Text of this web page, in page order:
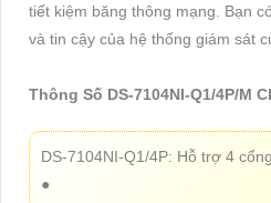
tiết kiệm băng thông mạng. Bạn
và tin cậy của hệ thống giám sát
Thông Số DS-7104NI-Q1/4P/M
DS-7104NI-Q1/4P: Hỗ trợ 4
●